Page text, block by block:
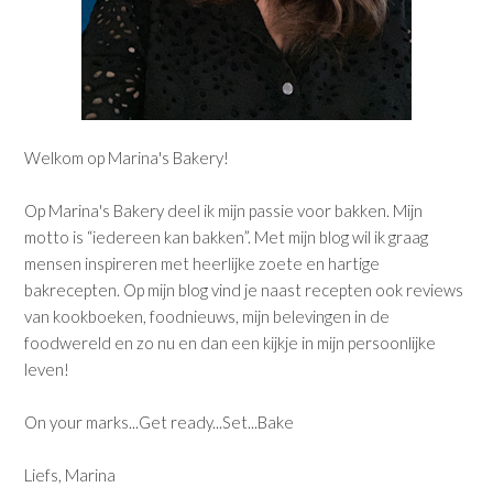
Welkom op Marina's Bakery!
Op Marina's Bakery deel ik mijn passie voor bakken. Mijn
motto is “iedereen kan bakken”. Met mijn blog wil ik graag
mensen inspireren met heerlijke zoete en hartige
bakrecepten. Op mijn blog vind je naast recepten ook reviews
van kookboeken, foodnieuws, mijn belevingen in de
foodwereld en zo nu en dan een kijkje in mijn persoonlijke
leven!
On your marks...Get ready...Set...Bake
Liefs, Marina